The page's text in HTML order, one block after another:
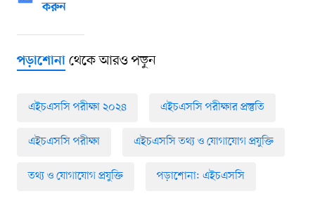
করুন
পড়াশোনাথেকে আরও পড়ুন
এইচএসসি পরীক্ষা ২০২৪ এইচএসসি পরীক্ষার প্রস্তুতি
এইচএসসি পরীক্ষা এইচএসসি তথ্য ও যোগাযোগ প্রযুক্তি
তথ্য ও যোগাযোগ প্রযুক্তি পড়াশোনা: এইচএসসি